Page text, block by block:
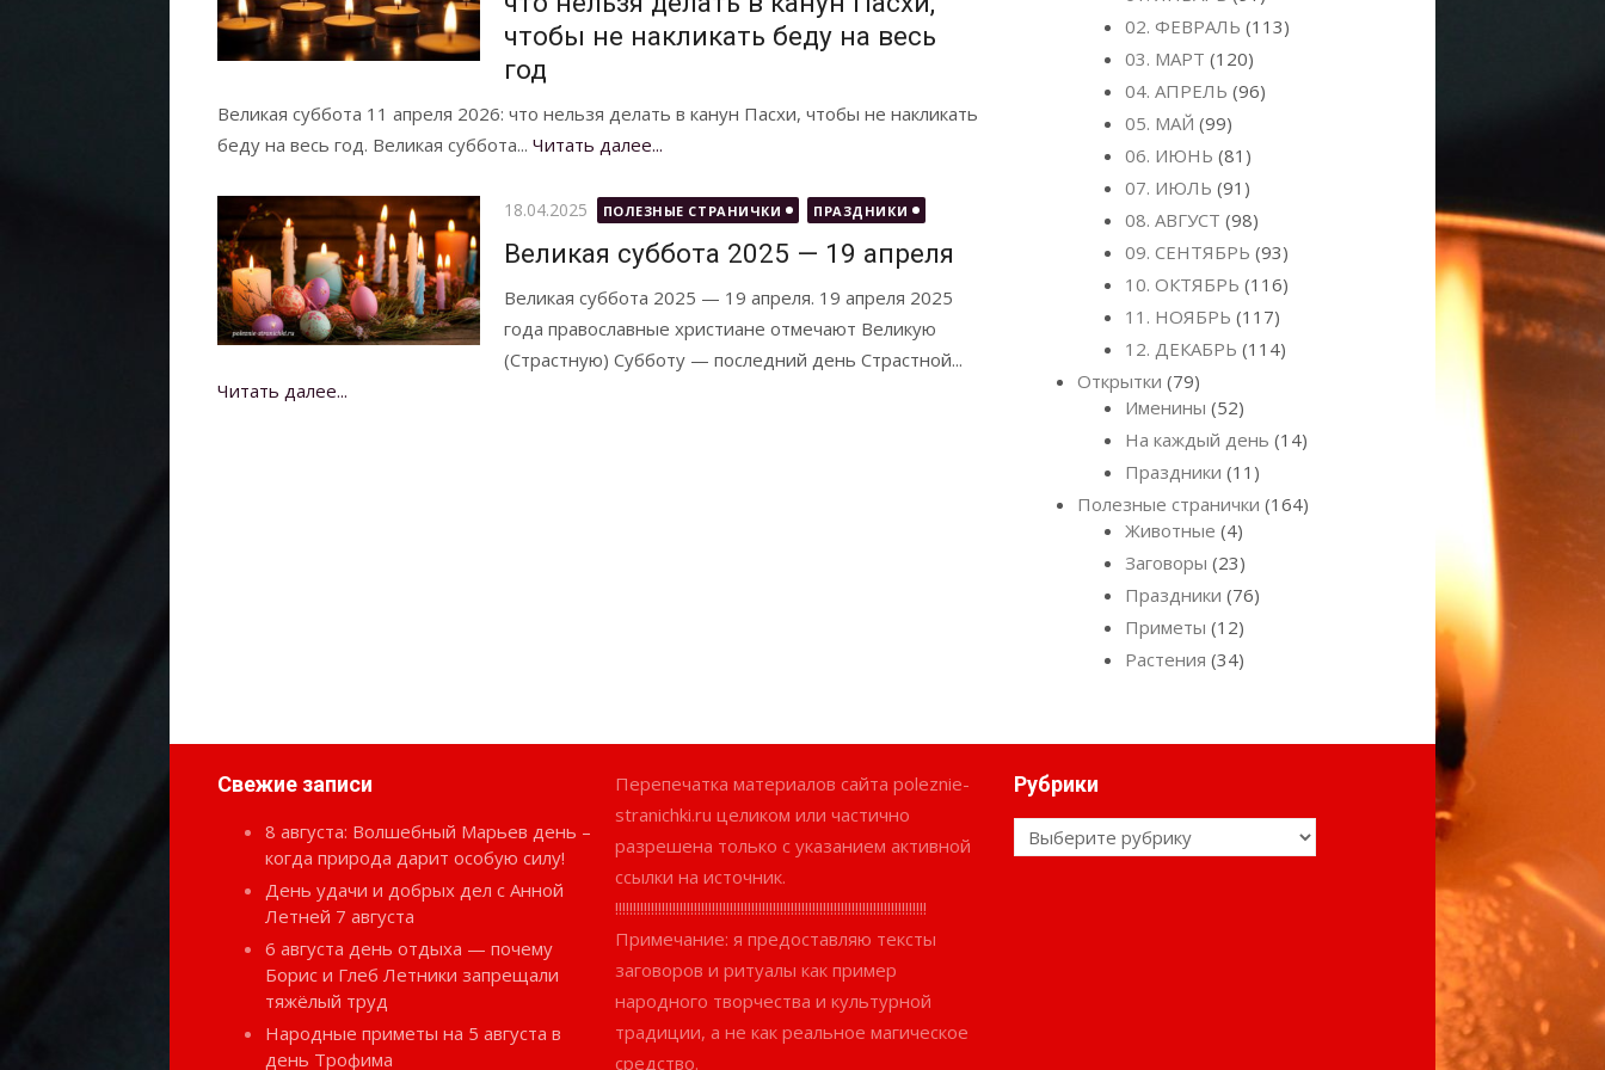
чтобы не накликать беду на весь
год
Великая суббота 11 апреля 2026: что нельзя делать в канун Пасхи, чтобы не накликать
беду на весь год. Великая суббота... Читать далее...
Опубликовано
18.04.2025 ПОЛЕЗНЫЕ СТРАНИЧКИ ПРАЗДНИКИ
Великая суббота 2025 — 19 апреля
Великая суббота 2025 — 19 апреля. 19 апреля 2025
года православные христиане отмечают Великую
(Страстную) Субботу — последний день Страстной...
Читать далее...
02. ФЕВРАЛЬ (113)
03. МАРТ (120)
04. АПРЕЛЬ (96)
05. МАЙ (99)
06. ИЮНЬ (81)
07. ИЮЛЬ (91)
08. АВГУСТ (98)
09. СЕНТЯБРЬ (93)
10. ОКТЯБРЬ (116)
11. НОЯБРЬ (117)
12. ДЕКАБРЬ (114)
Открытки (79)
Именины (52)
На каждый день (14)
Праздники (11)
Полезные странички (164)
Животные (4)
Заговоры (23)
Праздники (76)
Приметы (12)
Растения (34)
Свежие записи
8 августа: Волшебный Марьев день –
когда природа дарит особую силу!
День удачи и добрых дел с Анной
Летней 7 августа
6 августа день отдыха — почему
Борис и Глеб Летники запрещали
тяжёлый труд
Народные приметы на 5 августа в
день Трофима
Перепечатка материалов сайта poleznie-
stranichki.ru целиком или частично
разрешена только с указанием активной
ссылки на источник.
!!!!!!!!!!!!!!!!!!!!!!!!!!!!!!!!!!!!!!!!!!!!!!!!!!!!!!!!!!!!!!!!!!!!!!!!!!!!!!!!!!!!!!!
Примечание: я предоставляю тексты
заговоров и ритуалы как пример
народного творчества и культурной
традиции, а не как реальное магическое
средство.
Рубрики
Рубрики